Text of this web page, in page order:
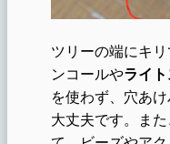
ツリーの端にキ
ンコールやライ
を使わず、穴あ
大丈夫です。ま